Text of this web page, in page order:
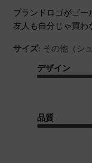
ブランドロゴがゴー
友人も自分じゃ買わ
サイズ: その他（シ
デザイン
品質